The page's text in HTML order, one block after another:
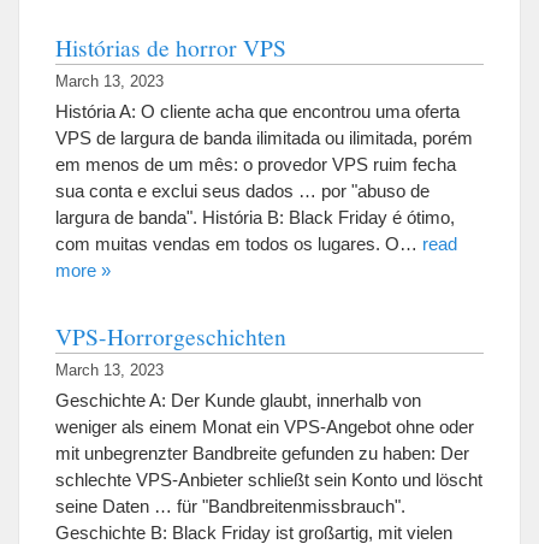
Histórias de horror VPS
March 13, 2023
História A: O cliente acha que encontrou uma oferta
VPS de largura de banda ilimitada ou ilimitada, porém
em menos de um mês: o provedor VPS ruim fecha
sua conta e exclui seus dados … por "abuso de
largura de banda". História B: Black Friday é ótimo,
com muitas vendas em todos os lugares. O… read
more »
VPS-Horrorgeschichten
March 13, 2023
Geschichte A: Der Kunde glaubt, innerhalb von
weniger als einem Monat ein VPS-Angebot ohne oder
mit unbegrenzter Bandbreite gefunden zu haben: Der
schlechte VPS-Anbieter schließt sein Konto und löscht
seine Daten … für "Bandbreitenmissbrauch".
Geschichte B: Black Friday ist großartig, mit vielen